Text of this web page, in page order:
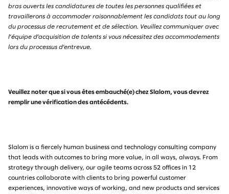
bras ouverts les candidatures de toutes les personnes qualifiées et
travaillerons à accommoder raisonnablement les candidats tout au long
du processus de recrutement et de sélection. Veuillez communiquer avec
l’équipe d’acquisition de talents si vous nécessitez des accommodements
lors du processus d’entrevue.
Veuillez noter que si vous êtes embauché(e) chez Slalom, vous devrez
remplir une vérification des antécédents.
Slalom is a fiercely human business and technology consulting company
that leads with outcomes to bring more value, in all ways, always. From
strategy through delivery, our agile teams across 52 offices in 12
countries collaborate with clients to bring powerful customer
experiences, innovative ways of working, and new products and services